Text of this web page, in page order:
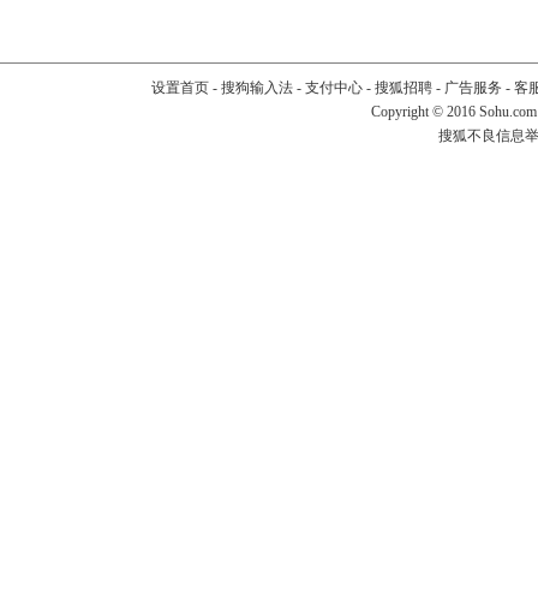
设置首页- 搜狗输入法- 支付中心- 搜狐招聘- 广告服务 - 客
Copyright © 2016
搜狐不良信息